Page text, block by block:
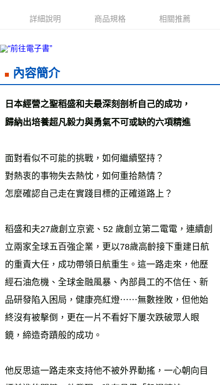
7-11取貨付款
每筆NT$60，滿NT$799(含以上)免運費
宅配
每筆NT$70，滿NT$799(含以上)免運費
離島宅配
詳細說明 商品規格 相關推薦
內容簡介
日本經營之聖稻盛和夫最深刻剖析自己的成功，
歸納出培養超凡毅力與勇氣不可或缺的六項精進
面對看似不可能的挑戰，如何繼續堅持？
對熱衷的事物失去熱忱，如何重拾熱情？
怎麼確認自己走在實踐目標的正確道路上？
稻盛和夫27歲創立京瓷、52 歲創立第二電電，連續創
立兩家全球五百強企業，更以78歲高齡接下重建日航
的重責大任，成功帶領日航重生。這一路走來，他歷
經石油危機、全球金融風暴、內部員工的不信任、新
品研發陷入困局，健康亮紅燈⋯⋯無數挫敗，但他始
終沒有被擊倒，更在一片不看好下屢次跌破眾人眼
鏡，締造奇蹟般的成功。
他反思這一路走來支持他不被外界動搖，一心朝向目